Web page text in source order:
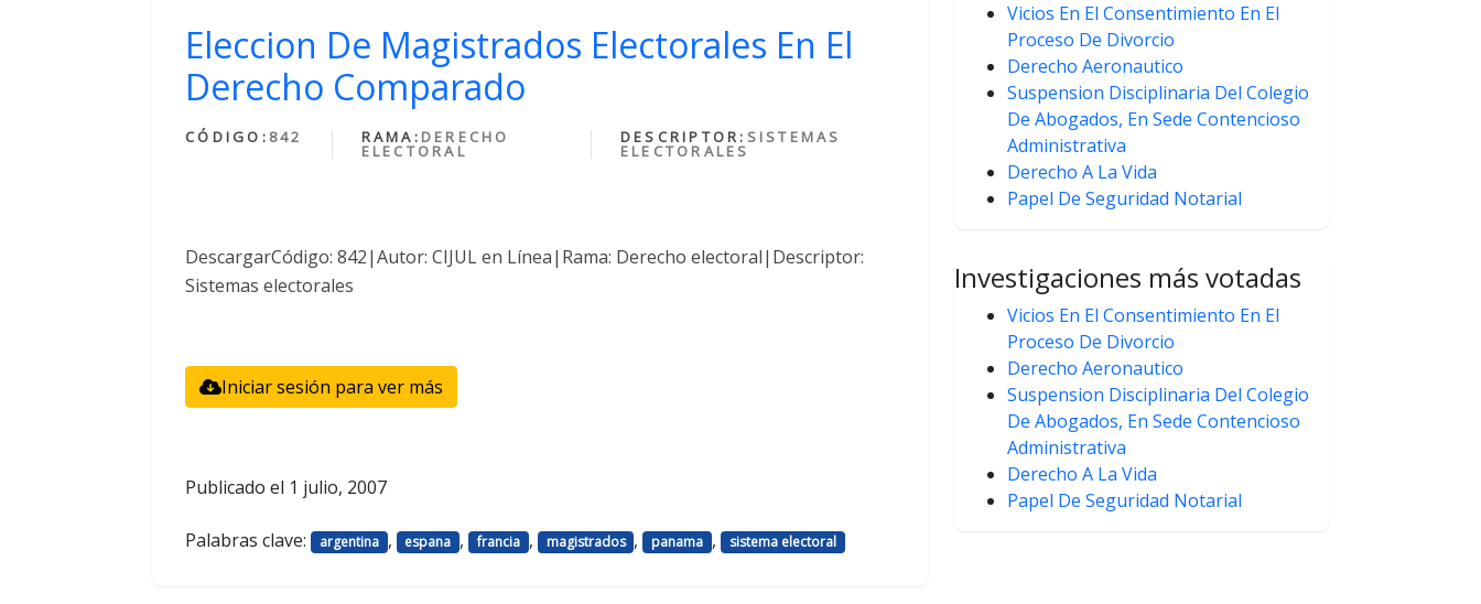
Eleccion De Magistrados Electorales En El
Derecho Comparado
CÓDIGO: 842 RAMA: DERECHO
ELECTORAL
DESCRIPTOR: SISTEMAS
ELECTORALES
DescargarCódigo: 842|Autor: CIJUL en Línea|Rama: Derecho electoral|Descriptor:
Sistemas electorales
Iniciar sesión para ver más
Publicado el 1 julio, 2007
Palabras clave: argentina , espana , francia , magistrados , panama , sistema electoral
Vicios En El Consentimiento En El
Proceso De Divorcio
Derecho Aeronautico
Suspension Disciplinaria Del Colegio
De Abogados, En Sede Contencioso
Administrativa
Derecho A La Vida
Papel De Seguridad Notarial
Investigaciones más votadas
Vicios En El Consentimiento En El
Proceso De Divorcio
Derecho Aeronautico
Suspension Disciplinaria Del Colegio
De Abogados, En Sede Contencioso
Administrativa
Derecho A La Vida
Papel De Seguridad Notarial